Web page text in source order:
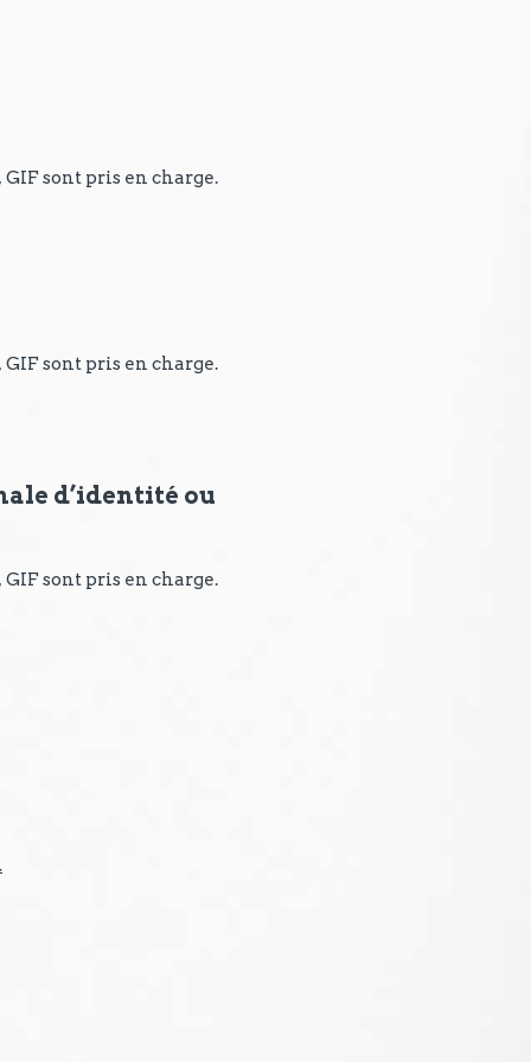
GIF sont pris en charge.
GIF sont pris en charge.
d’identité ou
GIF sont pris en charge.